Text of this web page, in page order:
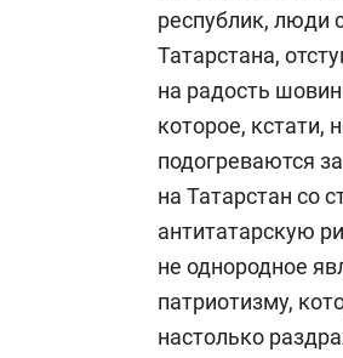
республик, люди
Татарстана,
на радость
которое, кстати,
подогреваются
на Татарстан со
антитатарскую
не однородное
патриотизму,
настолько